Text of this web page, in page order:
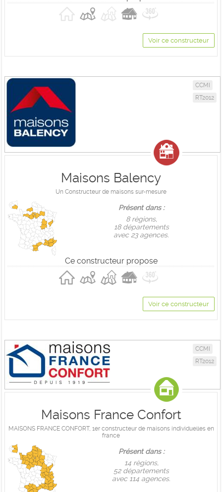
Voir ce constructeur
CCMI
RT2012
Maisons Balency
Un Constructeur de maisons sur-mesure
Présent dans :
8 règions,
18 départements
avec 23 agences.
Ce constructeur propose
Voir ce constructeur
CCMI
RT2012
Maisons France Confort
MAISONS FRANCE CONFORT, 1er constructeur de maisons individuelles en
france
Présent dans :
14 règions,
52 départements
avec 114 agences.